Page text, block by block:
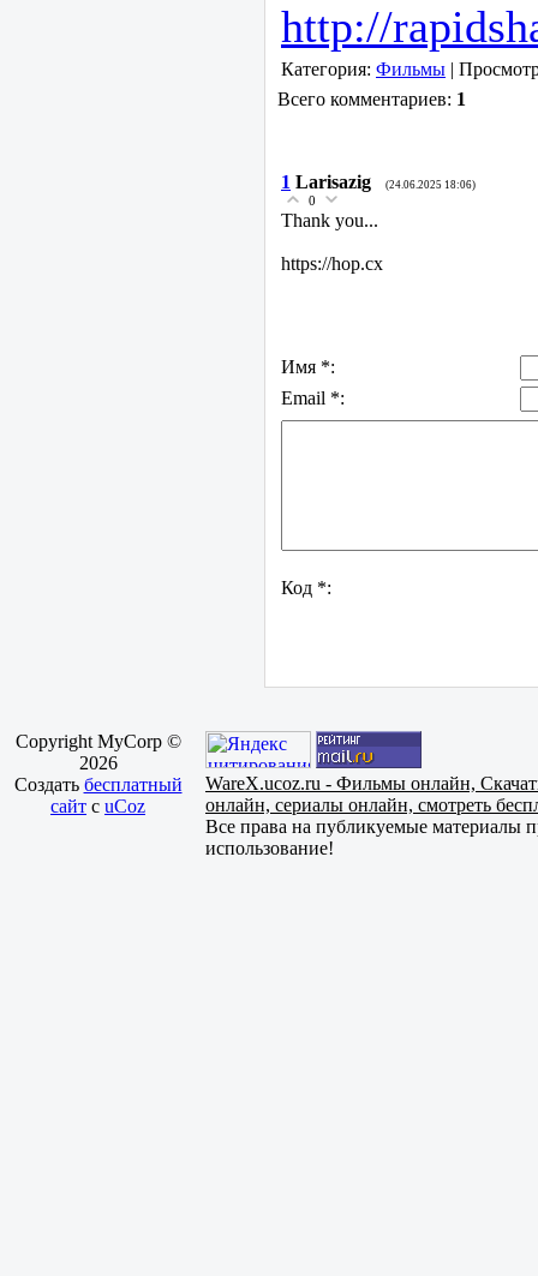
http://
Категория: Фильмы |
Всего комментариев: 1
1 Larisazig (24.06.2025 18:06)
0
Thank you...
https://hop.cx
Имя *:
Email *:
Код *:
Copyright MyCorp ©
2026
Создать бесплатный
сайт с uCoz
WareX.ucoz.ru - Фильмы онлайн,
онлайн, сериалы онлайн, смотреть
Все права на публикуемые материалы
использование!